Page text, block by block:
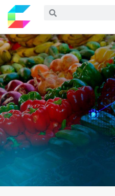
contenido
Buscar